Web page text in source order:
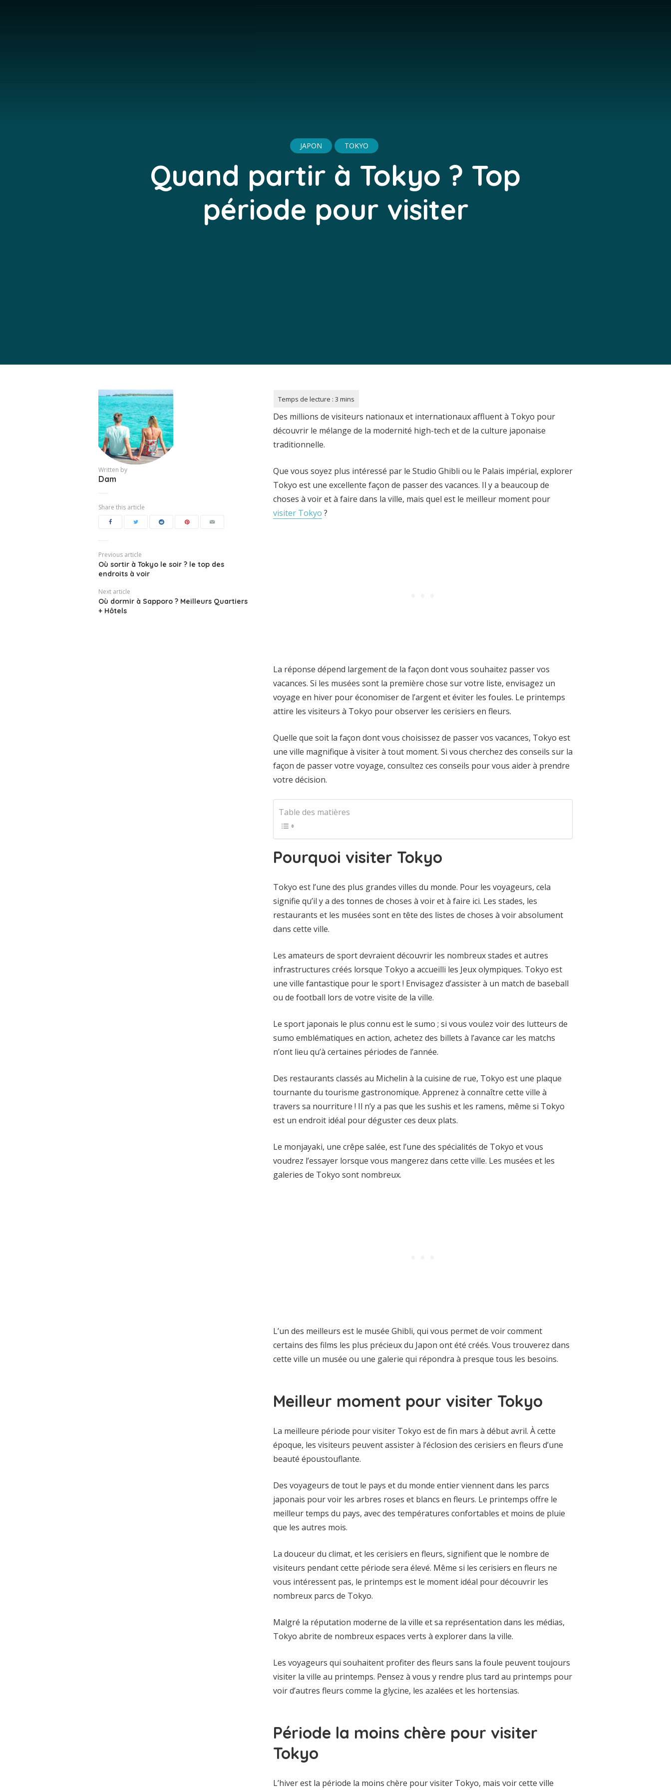
JAPON TOKYO
Quand partir à Tokyo ? Top
période pour visiter
Written by
Dam
Share this article
Previous article
Où sortir à Tokyo le soir ? le top des
endroits à voir
Next article
Où dormir à Sapporo ? Meilleurs Quartiers
+ Hôtels
Des millions de visiteurs nationaux et internationaux affluent à Tokyo pour
découvrir le mélange de la modernité high-tech et de la culture japonaise
traditionnelle.
Que vous soyez plus intéressé par le Studio Ghibli ou le Palais impérial, explorer
Tokyo est une excellente façon de passer des vacances. Il y a beaucoup de
choses à voir et à faire dans la ville, mais quel est le meilleur moment pour
visiter Tokyo ?
La réponse dépend largement de la façon dont vous souhaitez passer vos
vacances. Si les musées sont la première chose sur votre liste, envisagez un
voyage en hiver pour économiser de l’argent et éviter les foules. Le printemps
attire les visiteurs à Tokyo pour observer les cerisiers en fleurs.
Quelle que soit la façon dont vous choisissez de passer vos vacances, Tokyo est
une ville magnifique à visiter à tout moment. Si vous cherchez des conseils sur la
façon de passer votre voyage, consultez ces conseils pour vous aider à prendre
votre décision.
Table des matières
Pourquoi visiter Tokyo
Tokyo est l’une des plus grandes villes du monde. Pour les voyageurs, cela
signifie qu’il y a des tonnes de choses à voir et à faire ici. Les stades, les
restaurants et les musées sont en tête des listes de choses à voir absolument
dans cette ville.
Les amateurs de sport devraient découvrir les nombreux stades et autres
infrastructures créés lorsque Tokyo a accueilli les Jeux olympiques. Tokyo est
une ville fantastique pour le sport ! Envisagez d’assister à un match de baseball
ou de football lors de votre visite de la ville.
Le sport japonais le plus connu est le sumo ; si vous voulez voir des lutteurs de
sumo emblématiques en action, achetez des billets à l’avance car les matchs
n’ont lieu qu’à certaines périodes de l’année.
Des restaurants classés au Michelin à la cuisine de rue, Tokyo est une plaque
tournante du tourisme gastronomique. Apprenez à connaître cette ville à
travers sa nourriture ! Il n’y a pas que les sushis et les ramens, même si Tokyo
est un endroit idéal pour déguster ces deux plats.
Le monjayaki, une crêpe salée, est l’une des spécialités de Tokyo et vous
voudrez l’essayer lorsque vous mangerez dans cette ville. Les musées et les
galeries de Tokyo sont nombreux.
L’un des meilleurs est le musée Ghibli, qui vous permet de voir comment
certains des films les plus précieux du Japon ont été créés. Vous trouverez dans
cette ville un musée ou une galerie qui répondra à presque tous les besoins.
Meilleur moment pour visiter Tokyo
La meilleure période pour visiter Tokyo est de fin mars à début avril. À cette
époque, les visiteurs peuvent assister à l’éclosion des cerisiers en fleurs d’une
beauté époustouflante.
Des voyageurs de tout le pays et du monde entier viennent dans les parcs
japonais pour voir les arbres roses et blancs en fleurs. Le printemps offre le
meilleur temps du pays, avec des températures confortables et moins de pluie
que les autres mois.
La douceur du climat, et les cerisiers en fleurs, signifient que le nombre de
visiteurs pendant cette période sera élevé. Même si les cerisiers en fleurs ne
vous intéressent pas, le printemps est le moment idéal pour découvrir les
nombreux parcs de Tokyo.
Malgré la réputation moderne de la ville et sa représentation dans les médias,
Tokyo abrite de nombreux espaces verts à explorer dans la ville.
Les voyageurs qui souhaitent profiter des fleurs sans la foule peuvent toujours
visiter la ville au printemps. Pensez à vous y rendre plus tard au printemps pour
voir d’autres fleurs comme la glycine, les azalées et les hortensias.
Période la moins chère pour visiter
Tokyo
L’hiver est la période la moins chère pour visiter Tokyo, mais voir cette ville